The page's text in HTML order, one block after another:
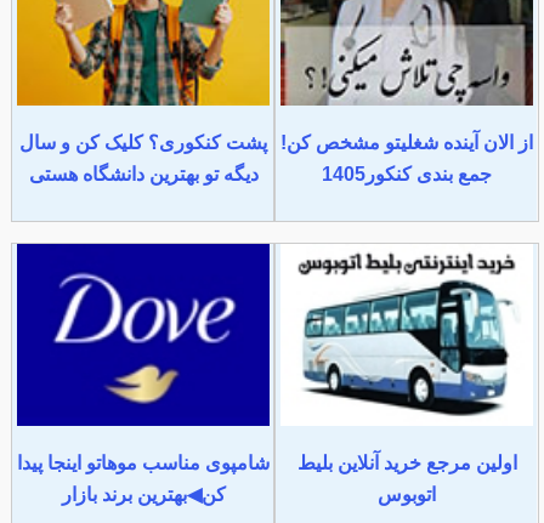
از الان آینده شغلیتو مشخص کن!
جمع بندی کنکور1405
پشت کنکوری؟ کلیک کن و سال
دیگه تو بهترین دانشگاه هستی
اولین مرجع خرید آنلاین بلیط
اتوبوس
شامپوی مناسب موهاتو اینجا پیدا
کن◀بهترین برند بازار